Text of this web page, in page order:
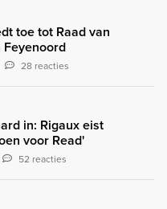
toe tot Raad van
28 reacties
in: Rigaux eist
voor Read'
52 reacties